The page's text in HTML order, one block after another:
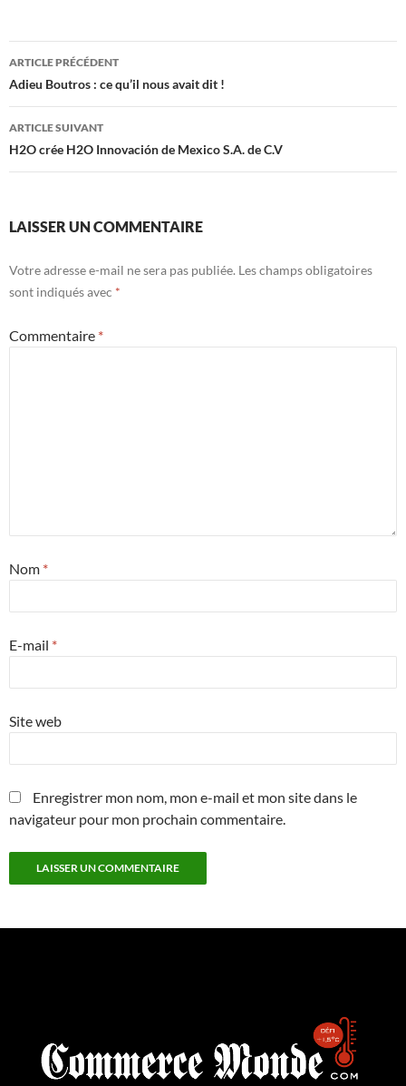
Navigation
des
articles
ARTICLE PRÉCÉDENT
Adieu Boutros : ce qu’il nous avait dit !
ARTICLE SUIVANT
H2O crée H2O Innovación de Mexico S.A. de C.V
LAISSER UN COMMENTAIRE
Votre adresse e-mail ne sera pas publiée. Les champs obligatoires
sont indiqués avec *
Commentaire *
Nom *
E-mail *
Site web
Enregistrer mon nom, mon e-mail et mon site dans le
navigateur pour mon prochain commentaire.